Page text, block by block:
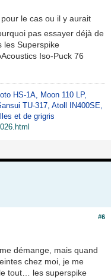
le cas ou il y aurait
pas essayer déjà de
les Superspike
Iso-Puck 76
HS-1A, Moon 110 LP,
TU-317, Atoll IN400SE,
et de grigris
#6
démange, mais quand
chez moi, je me
tout… les superspike